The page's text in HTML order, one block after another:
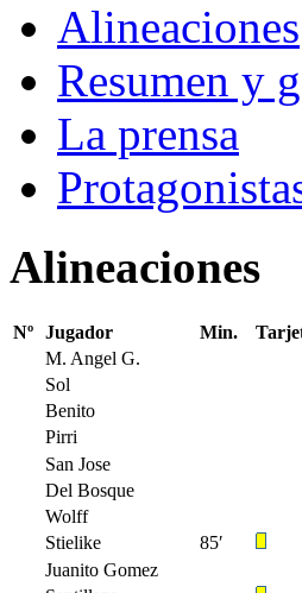
Alineaciones
Resumen y
La prensa
Alineaciones
Nº Jugador Min.
M. Angel G.
Sol
Benito
Pirri
San Jose
Del Bosque
Wolff
Stielike
85′
Juanito Gomez